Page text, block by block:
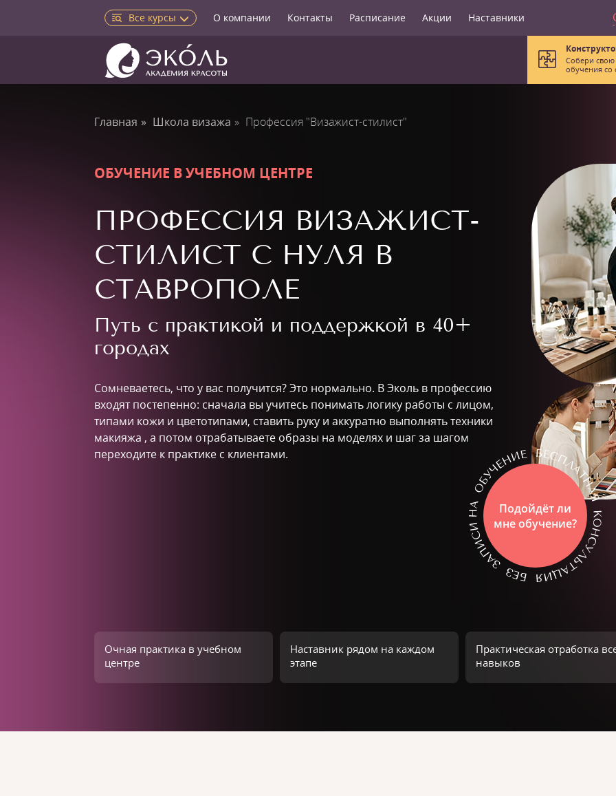
Все курсы О компании Контакты Расписание Акции Наставники
Собери
обучения со
Главная Школа визажа Профессия "Визажист-стилист"
ОБУЧЕНИЕ В УЧЕБНОМ ЦЕНТРЕ
ПРОФЕССИЯ ВИЗАЖИСТ-
СТИЛИСТ С НУЛЯ В
СТАВРОПОЛЕ
Путь с практикой и поддержкой в 40+
городах
Сомневаетесь, что у вас получится? Это нормально. В Эколь в профессию
входят постепенно: сначала вы учитесь понимать логику работы с лицом,
типами кожи и цветотипами, ставить руку и аккуратно выполнять техники
макияжа , а потом отрабатываете образы на моделях и шаг за шагом
переходите к практике с клиентами.
Подойдёт ли
мне обучение?
Очная практика в учебном
центре
Наставник рядом на каждом
этапе
Практическая отработка
навыков